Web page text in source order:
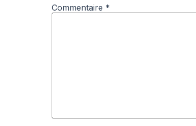
Commentaire *